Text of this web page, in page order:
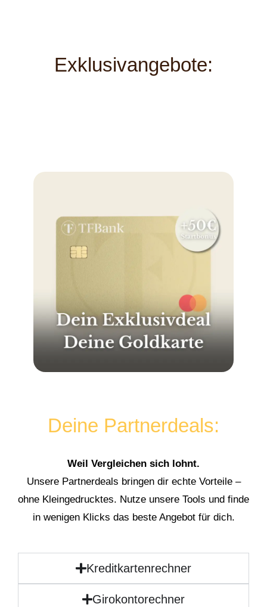
Exklusivangebote:
Deine Partnerdeals:
Weil Vergleichen sich lohnt.
Unsere Partnerdeals bringen dir echte Vorteile –
ohne Kleingedrucktes. Nutze unsere Tools und finde
in wenigen Klicks das beste Angebot für dich.
Kreditkartenrechner
Girokontorechner